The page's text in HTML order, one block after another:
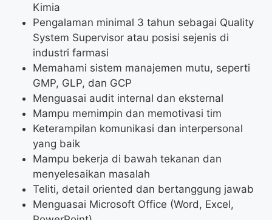
Kimia
Pengalaman minimal 3 tahun sebagai Quality
System Supervisor atau posisi sejenis di
industri farmasi
Memahami sistem manajemen mutu, seperti
GMP, GLP, dan GCP
Menguasai audit internal dan eksternal
Mampu memimpin dan memotivasi tim
Keterampilan komunikasi dan interpersonal
yang baik
Mampu bekerja di bawah tekanan dan
menyelesaikan masalah
Teliti, detail oriented dan bertanggung jawab
Menguasai Microsoft Office (Word, Excel,